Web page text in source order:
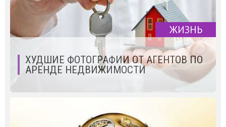
ЖИЗНЬ
ХУДШИЕ ФОТОГРАФИИ ОТ АГЕНТОВ ПО
АРЕНДЕ НЕДВИЖИМОСТИ